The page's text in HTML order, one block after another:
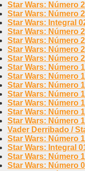
Star Wars: Número
Star Wars: Número
Star Wars: Integral
Star Wars: Número
Star Wars: Número
Star Wars: Número
Star Wars: Número
Star Wars: Número
Star Wars: Número
Star Wars: Número
Star Wars: Número
Star Wars: Número
Star Wars: Número
Star Wars: Número
Vader Derribado /
Star Wars: Número
Star Wars: Integral
Star Wars: Número
Star Wars: Número